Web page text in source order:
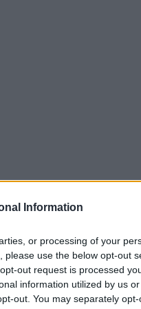
Information
or processing of your
use the below opt-out
out request is processed
information utilized by us
out. You may separately
che, al
hanno
di padel
Bigotes e
possono
buona causa.